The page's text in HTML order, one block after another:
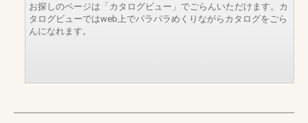
お探しのページは「カタログビュー」でごらんいただけます。カ
タログビューではweb上でパラパラめくりながらカタログをごら
んになれます。